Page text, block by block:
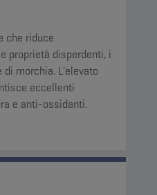
che riduce
proprietà disperdenti, i
morchia. L'elevato
eccellenti
e anti-ossidanti.